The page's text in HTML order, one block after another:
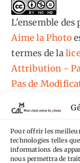
Pour offrir les
technologies telles
informations des
nous permettra de
L'ensemble
Aime la Photo
termes de la
Attribution -
Pas de